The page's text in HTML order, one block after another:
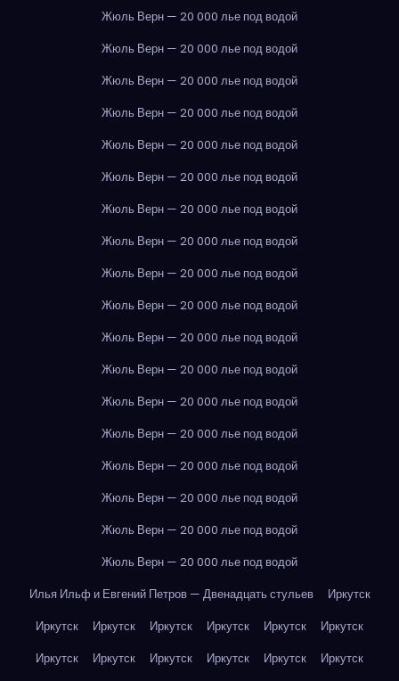
Жюль Верн — 20 000 лье под водой
Жюль Верн — 20 000 лье под водой
Жюль Верн — 20 000 лье под водой
Жюль Верн — 20 000 лье под водой
Жюль Верн — 20 000 лье под водой
Жюль Верн — 20 000 лье под водой
Жюль Верн — 20 000 лье под водой
Жюль Верн — 20 000 лье под водой
Жюль Верн — 20 000 лье под водой
Жюль Верн — 20 000 лье под водой
Жюль Верн — 20 000 лье под водой
Жюль Верн — 20 000 лье под водой
Жюль Верн — 20 000 лье под водой
Жюль Верн — 20 000 лье под водой
Жюль Верн — 20 000 лье под водой
Жюль Верн — 20 000 лье под водой
Жюль Верн — 20 000 лье под водой
Жюль Верн — 20 000 лье под водой
Илья Ильф и Евгений Петров — Двенадцать стульев
Иркутск
Иркутск
Иркутск Иркутск Иркутск Иркутск
Иркутск
Иркутск
Иркутск Иркутск Иркутск Иркутск
Иркутск